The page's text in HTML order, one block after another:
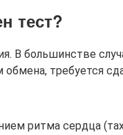
тест?
В большинстве
требуется
ритма сердца